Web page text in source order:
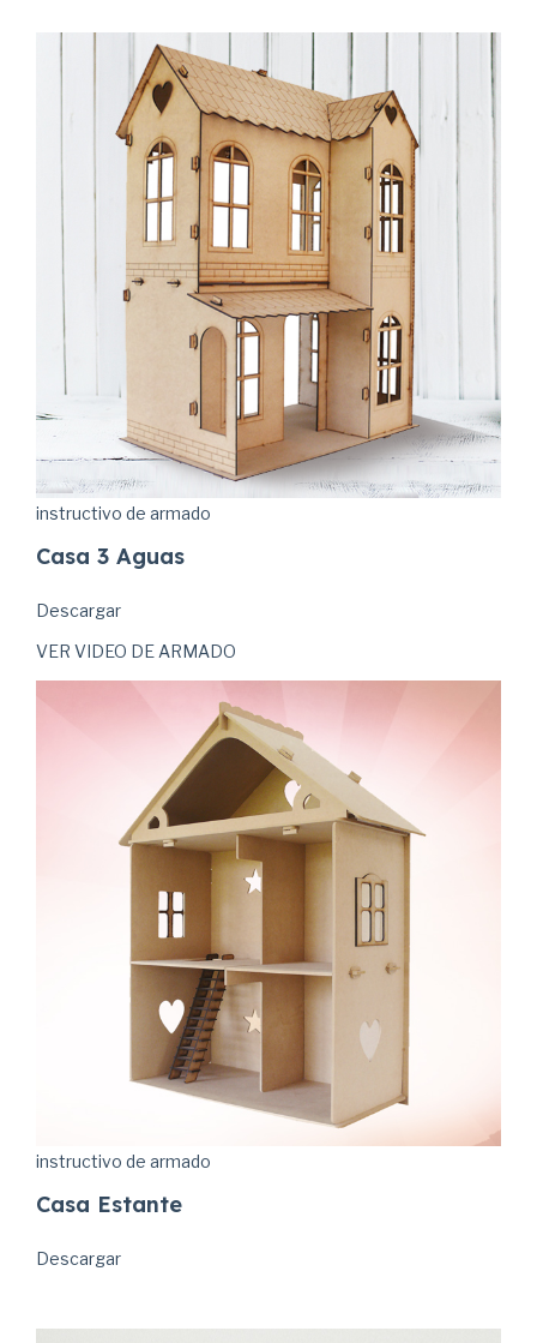
instructivo de armado
Casa 3 Aguas
Descargar
VER VIDEO DE ARMADO
instructivo de armado
Casa Estante
Descargar